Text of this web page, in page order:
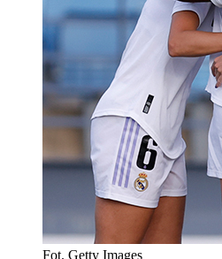
Fot. Getty Images